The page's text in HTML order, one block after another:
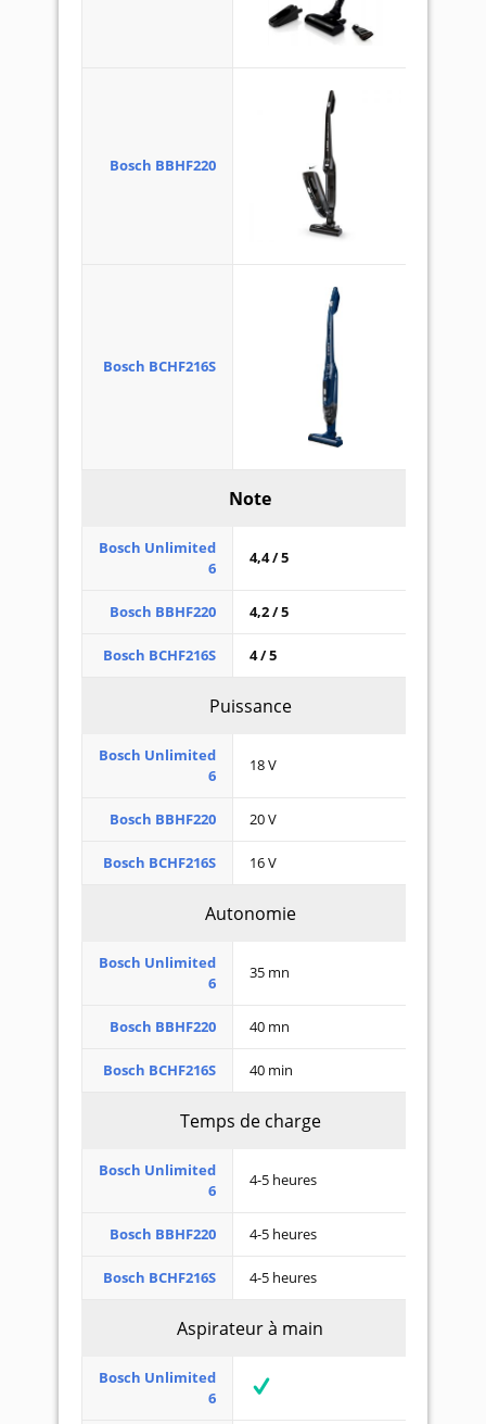
Bosch BBHF220
Bosch BCHF216S
Note
Bosch Unlimited
6
4,4 / 5
Bosch BBHF220 4,2 / 5
Bosch BCHF216S 4 / 5
Puissance
Bosch Unlimited
6
18 V
Bosch BBHF220 20 V
Bosch BCHF216S 16 V
Autonomie
Bosch Unlimited
6
35 mn
Bosch BBHF220 40 mn
Bosch BCHF216S 40 min
Temps de charge
Bosch Unlimited
6
4-5 heures
Bosch BBHF220 4-5 heures
Bosch BCHF216S 4-5 heures
Aspirateur à main
Bosch Unlimited
6